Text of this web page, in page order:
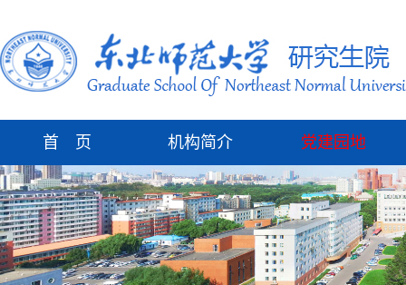
首 页 机构简介 党建园地